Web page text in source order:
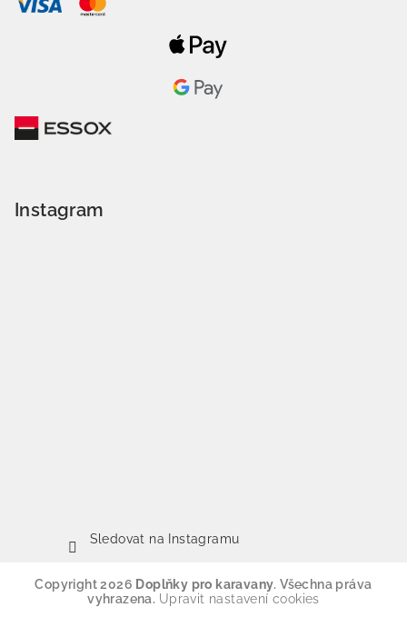
Instagram
Sledovat na Instagramu
Copyright 2026 Doplňky pro karavany. Všechna práva
vyhrazena. Upravit nastavení cookies